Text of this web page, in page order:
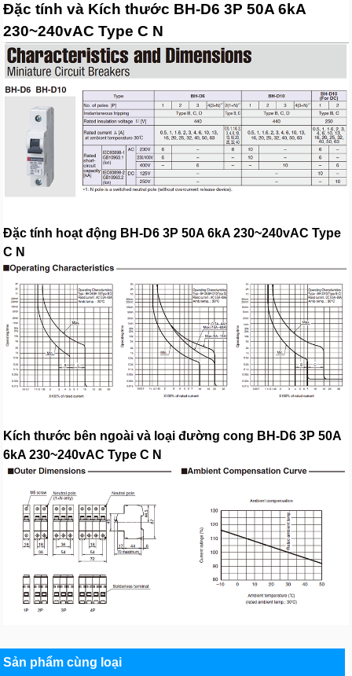
Đặc tính và Kích thước BH-D6 3P 50A 6kA
230~240vAC Type C N
Đặc tính hoạt động BH-D6 3P 50A 6kA 230~240vAC Type
C N
Kích thước bên ngoài và loại đường cong BH-D6 3P 50A
6kA 230~240vAC Type C N
Sản phẩm cùng loại